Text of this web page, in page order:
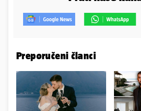
Preporučeni članci